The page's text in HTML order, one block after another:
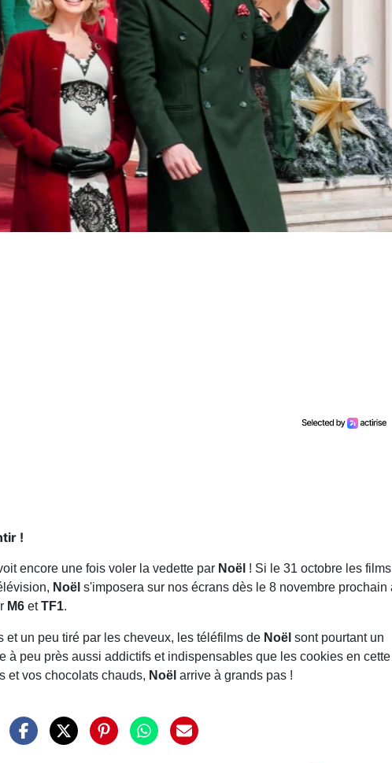
!
encore une fois voler la vedette par Noël ! Si le 31 octobre les films
Noël s'imposera sur nos écrans dès le 8 novembre prochain
M6 etTF1.
un peu tiré par les cheveux, les téléfilms de Noël sont pourtant un
à peu près aussi addictifs et indispensables que les cookies en cette
et vos chocolats chauds, Noël arrive à grands pas !